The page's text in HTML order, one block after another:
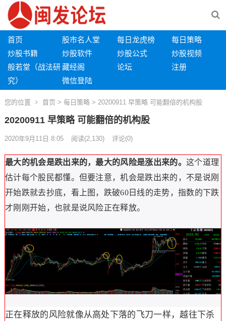
首页 股市名人堂 每日龙虎榜
每日策略
炒股书籍
炒股软件 炒股公式
炒股视频
般若堂（战法研
究）
藏经阁 论坛
注册
微信登陆
您的位置 首页 > 每日策略 > 20200911 早策略 可能翻倍的机构股
20200911 早策略 可能翻倍的机构股
2020年9月11日 8:05 阅读(2,130) 评论(0)
最大的机会是跌出来的，最大的风险是涨出来的。 这个道理
估计每个股民都懂。 但要注意，机会是跌出来的，不是说刚
开始跌就去抄底， 看上图， 跌破60日线的走势，指数的下跌
才刚 刚开始， 也就是说风险正在释放。
正在释放的风险就像从高处下落的飞刀一样，越往下杀